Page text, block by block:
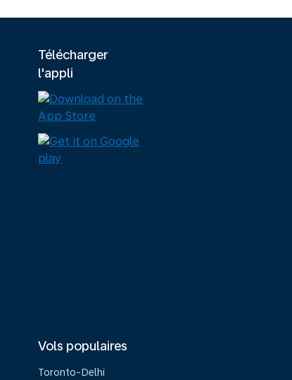
Télécharger
l'appli
Vols populaires
Toronto-Delhi